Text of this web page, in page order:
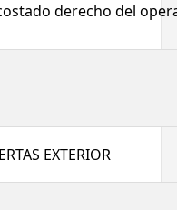
derecho del
EXTERIOR